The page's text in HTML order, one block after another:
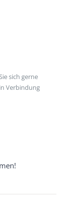
sich gerne
Verbindung